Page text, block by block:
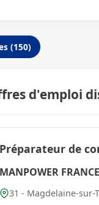
(150)
d'emploi
Préparateur de
MANPOWER FRANCE
31 - Magdelaine-sur-